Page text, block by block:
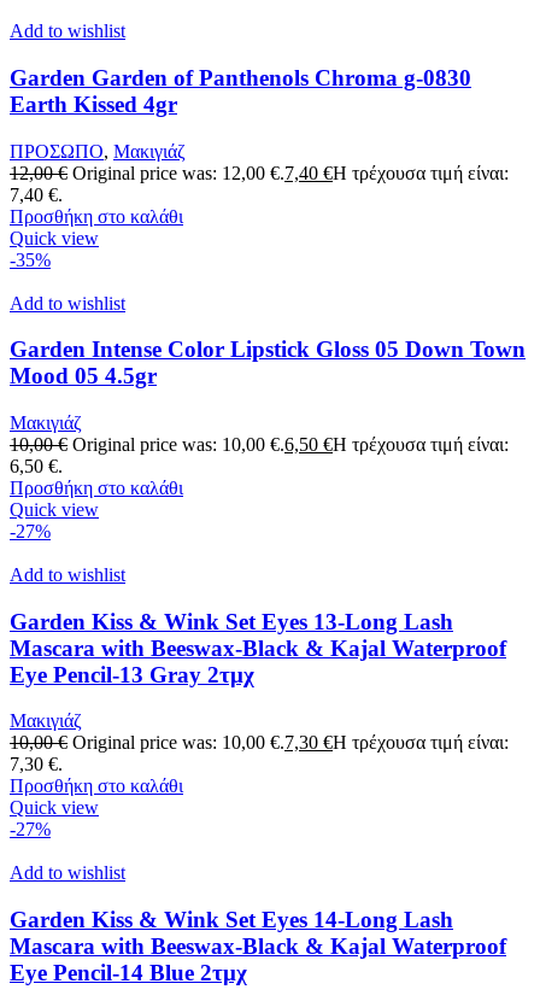
Add to wishlist
Garden Garden of Panthenols Chroma g-0830
Earth Kissed 4gr
ΠΡΟΣΩΠΟ, Μακιγιάζ
12,00€ Original price was: 12,00 €.7,40 €Η τρέχουσα τιμή είναι:
7,40 €.
Προσθήκη στο καλάθι
Quick view
-35%
Add to wishlist
Garden Intense Color Lipstick Gloss 05 Down Town
Mood 05 4.5gr
Μακιγιάζ
10,00€ Original price was: 10,00 €.6,50 €Η τρέχουσα τιμή είναι:
6,50 €.
Προσθήκη στο καλάθι
Quick view
-27%
Add to wishlist
Garden Kiss & Wink Set Eyes 13-Long Lash
Mascara with Beeswax-Black & Kajal Waterproof
Eye Pencil-13 Gray 2τμχ
Μακιγιάζ
10,00€ Original price was: 10,00 €.7,30 €Η τρέχουσα τιμή είναι:
7,30 €.
Προσθήκη στο καλάθι
Quick view
-27%
Add to wishlist
Garden Kiss & Wink Set Eyes 14-Long Lash
Mascara with Beeswax-Black & Kajal Waterproof
Eye Pencil-14 Blue 2τμχ